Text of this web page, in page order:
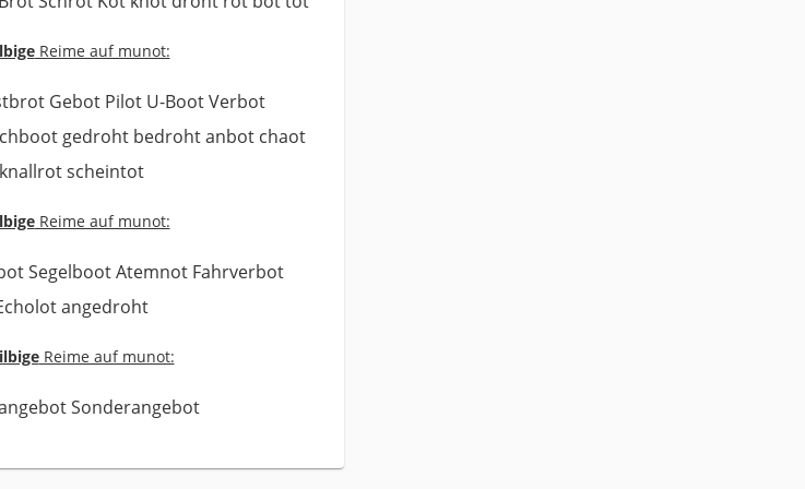
Reime auf munot:
Gebot Pilot U-Boot Verbot
gedroht bedroht anbot chaot
knallrot scheintot
Reime auf munot:
Segelboot Atemnot Fahrverbot
angedroht
Reime auf munot:
Sonderangebot